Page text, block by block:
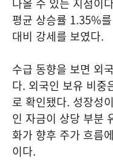
나올 수 있는 지점이
평균 상승률 1.35%
대비 강세를 보였다.
수급 동향을 보면 외
다. 외국인 보유 비
로 확인됐다. 성장성
인 자금이 상당 부분
화가 향후 주가 흐름
이다.